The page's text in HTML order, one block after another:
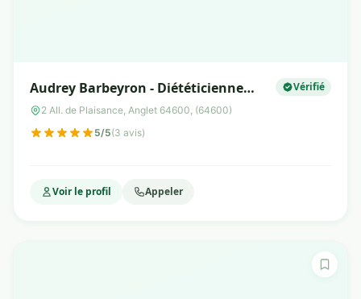
Audrey Barbeyron - Diététicienne
Nutritionniste Anglet
Vérifié
2 All. de Plaisance, Anglet 64600, (64600)
5/5(3 avis)
Voir le profil Appeler